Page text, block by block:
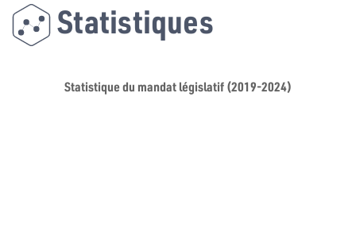
Statistiques
Statistique du mandat législatif (2019-2024)